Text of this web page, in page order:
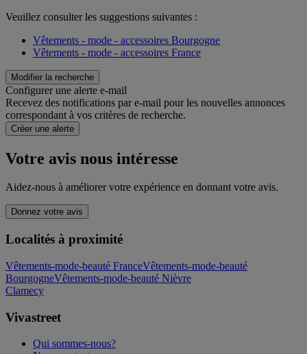
Veuillez consulter les suggestions suivantes :
Vêtements - mode - accessoires Bourgogne
Vêtements - mode - accessoires France
Modifier la recherche
Configurer une alerte e-mail
Recevez des notifications par e-mail pour les nouvelles annonces
correspondant à vos critères de recherche.
Créer une alerte
Votre avis nous intéresse
Aidez-nous à améliorer votre expérience en donnant votre avis.
Donnez votre avis
Localités à proximité
Vêtements-mode-beauté FranceVêtements-mode-beauté
BourgogneVêtements-mode-beauté Nièvre
Clamecy
Vivastreet
Qui sommes-nous?